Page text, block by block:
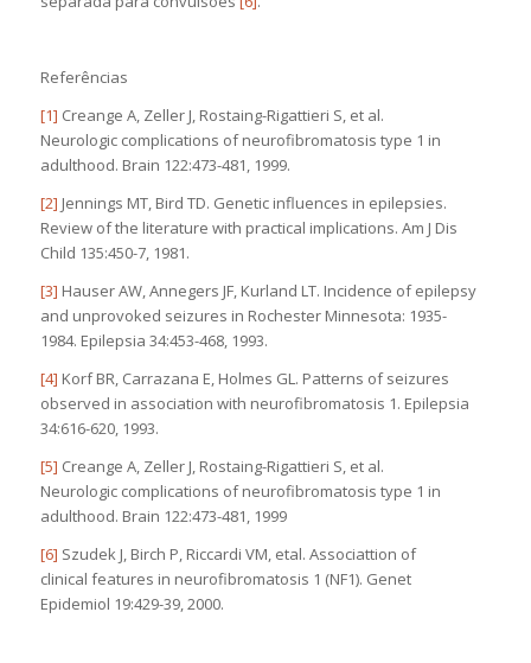
Referências
[1] Creange A, Zeller J, Rostaing-Rigattieri S, et al.
Neurologic complications of neurofibromatosis type 1 in
adulthood. Brain 122:473-481, 1999.
[2] Jennings MT, Bird TD. Genetic influences in epilepsies.
Review of the literature with practical implications. Am J Dis
Child 135:450-7, 1981.
[3] Hauser AW, Annegers JF, Kurland LT. Incidence of epilepsy
and unprovoked seizures in Rochester Minnesota: 1935-
1984. Epilepsia 34:453-468, 1993.
[4] Korf BR, Carrazana E, Holmes GL. Patterns of seizures
observed in association with neurofibromatosis 1. Epilepsia
34:616-620, 1993.
[5] Creange A, Zeller J, Rostaing-Rigattieri S, et al.
Neurologic complications of neurofibromatosis type 1 in
adulthood. Brain 122:473-481, 1999
[6] Szudek J, Birch P, Riccardi VM, etal. Associattion of
clinical features in neurofibromatosis 1 (NF1). Genet
Epidemiol 19:429-39, 2000.